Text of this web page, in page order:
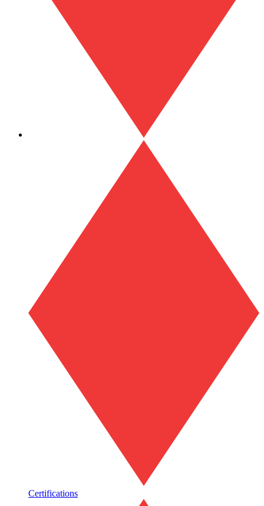
Certifications